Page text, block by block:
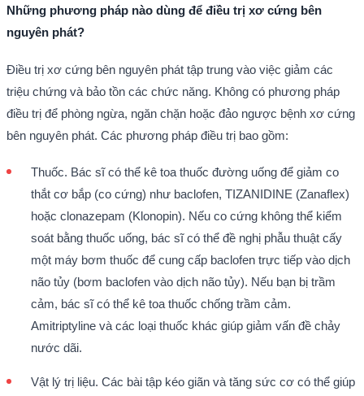
Những phương pháp nào dùng để điều trị xơ cứng bên
nguyên phát?
Điều trị xơ cứng bên nguyên phát tập trung vào việc giảm các
triệu chứng và bảo tồn các chức năng. Không có phương pháp
điều trị để phòng ngừa, ngăn chặn hoặc đảo ngược bệnh xơ cứng
bên nguyên phát. Các phương pháp điều trị bao gồm:
Thuốc. Bác sĩ có thể kê toa thuốc đường uống để giảm co
thắt cơ bắp (co cứng) như baclofen, TIZANIDINE (Zanaflex)
hoặc clonazepam (Klonopin). Nếu co cứng không thể kiểm
soát bằng thuốc uống, bác sĩ có thể đề nghị phẫu thuật cấy
một máy bơm thuốc để cung cấp baclofen trực tiếp vào dịch
não tủy (bơm baclofen vào dịch não tủy). Nếu bạn bị trầm
cảm, bác sĩ có thể kê toa thuốc chống trầm cảm.
Amitriptyline và các loại thuốc khác giúp giảm vấn đề chảy
nước dãi.
Vật lý trị liệu. Các bài tập kéo giãn và tăng sức cơ có thể giúp